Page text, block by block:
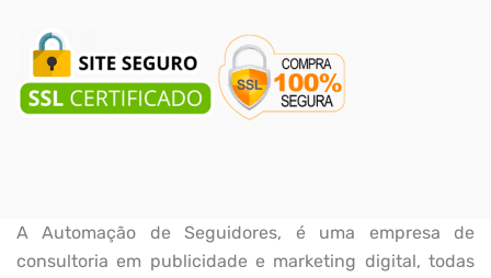
A Automação de Seguidores, é uma empresa de
consultoria em publicidade e marketing digital, todas